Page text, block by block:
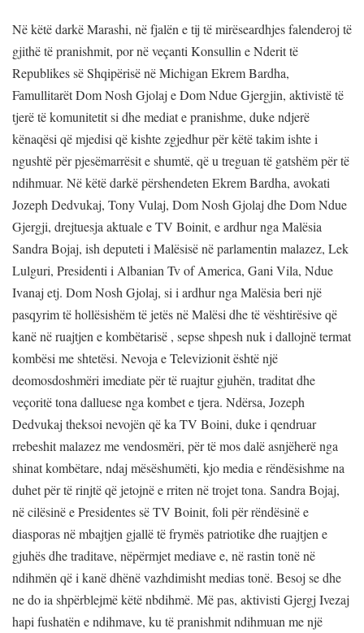
Në këtë darkë Marashi, në fjalën e tij të mirëseardhjes falenderoj të
gjithë të pranishmit, por në veçanti Konsullin e Nderit të
Republikes së Shqipërisë në Michigan Ekrem Bardha,
Famullitarët Dom Nosh Gjolaj e Dom Ndue Gjergjin, aktivistë të
tjerë të komunitetit si dhe mediat e pranishme, duke ndjerë
kënaqësi që mjedisi që kishte zgjedhur për këtë takim ishte i
ngushtë për pjesëmarrësit e shumtë, që u treguan të gatshëm për të
ndihmuar. Në këtë darkë përshendeten Ekrem Bardha, avokati
Jozeph Dedvukaj, Tony Vulaj, Dom Nosh Gjolaj dhe Dom Ndue
Gjergji, drejtuesja aktuale e TV Boinit, e ardhur nga Malësia
Sandra Bojaj, ish deputeti i Malësisë në parlamentin malazez, Lek
Lulguri, Presidenti i Albanian Tv of America, Gani Vila, Ndue
Ivanaj etj. Dom Nosh Gjolaj, si i ardhur nga Malësia beri një
pasqyrim të hollësishëm të jetës në Malësi dhe të vështirësive që
kanë në ruajtjen e kombëtarisë , sepse shpesh nuk i dallojnë termat
kombësi me shtetësi. Nevoja e Televizionit është një
deomosdoshmëri imediate për të ruajtur gjuhën, traditat dhe
veçoritë tona dalluese nga kombet e tjera. Ndërsa, Jozeph
Dedvukaj theksoi nevojën që ka TV Boini, duke i qendruar
rrebeshit malazez me vendosmëri, për të mos dalë asnjëherë nga
shinat kombëtare, ndaj mësëshumëti, kjo media e rëndësishme na
duhet për të rinjtë që jetojnë e rriten në trojet tona. Sandra Bojaj,
në cilësinë e Presidentes së TV Boinit, foli për rëndësinë e
diasporas në mbajtjen gjallë të frymës patriotike dhe ruajtjen e
gjuhës dhe traditave, nëpërmjet mediave e, në rastin tonë në
ndihmën që i kanë dhënë vazhdimisht medias tonë. Besoj se dhe
ne do ia shpërblejmë këtë nbdihmë. Më pas, aktivisti Gjergj Ivezaj
hapi fushatën e ndihmave, ku të pranishmit ndihmuan me një